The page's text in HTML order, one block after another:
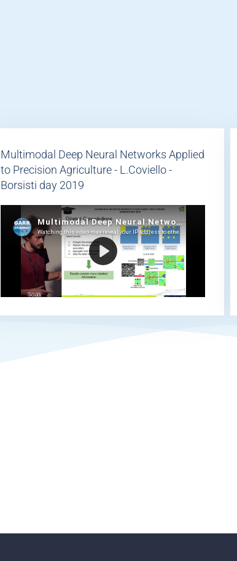
Multimodal Deep Neural Networks Applied
to Precision Agriculture - L.Coviello -
Borsisti day 2019